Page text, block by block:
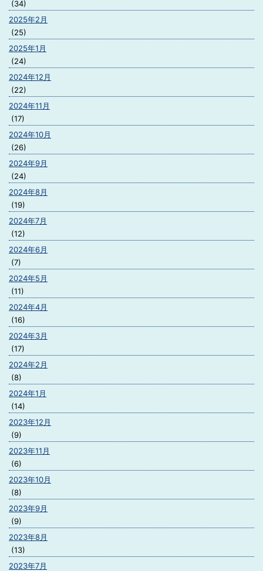
(34)
2025年2月
(25)
2025年1月
(24)
2024年12月
(22)
2024年11月
(17)
2024年10月
(26)
2024年9月
(24)
2024年8月
(19)
2024年7月
(12)
2024年6月
(7)
2024年5月
(11)
2024年4月
(16)
2024年3月
(17)
2024年2月
(8)
2024年1月
(14)
2023年12月
(9)
2023年11月
(6)
2023年10月
(8)
2023年9月
(9)
2023年8月
(13)
2023年7月